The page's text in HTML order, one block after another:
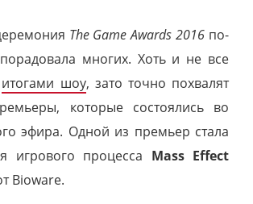
The Game Awards 2016 по-
многих. Хоть и не все
итогами шоу, зато точно похвалят
которые состоялись во
эфира. Одной из премьер стала
игрового процесса Mass Effect
Bioware.